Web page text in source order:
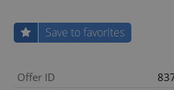
Save to favorites
Offer ID